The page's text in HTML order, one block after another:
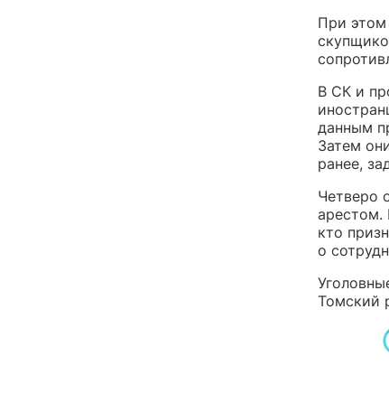
При этом
В СК и
данным
Затем
ранее,
Четверо
арестом.
кто
о
Томский